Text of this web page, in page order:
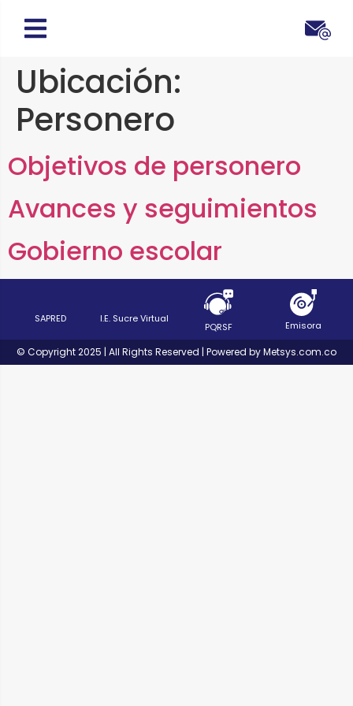
Ubicación:
Personero
Objetivos de personero
Avances y seguimientos
Gobierno escolar
SAPRED I.E. Sucre Virtual
PQRSF Emisora
© Copyright 2025 | All Rights Reserved | Powered by Metsys.com.co